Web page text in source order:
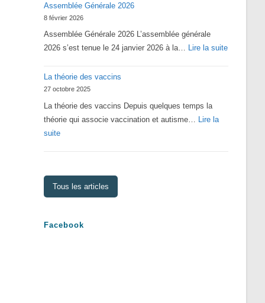
2026
Lorraine
Assemblée Générale 2026
8 février 2026
Assemblée Générale 2026 L’assemblée générale
2026 s’est tenue le 24 janvier 2026 à la… Lire la suite:
La théorie des vaccins
27 octobre 2025
La théorie des vaccins Depuis quelques temps la
théorie qui associe vaccination et autisme… Lire la
suite:
des
vaccins
Tous les articles
Facebook